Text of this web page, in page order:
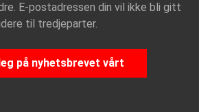
E-postadressen din vil ikke bli gitt
til tredjeparter.
på nyhetsbrevet vårt